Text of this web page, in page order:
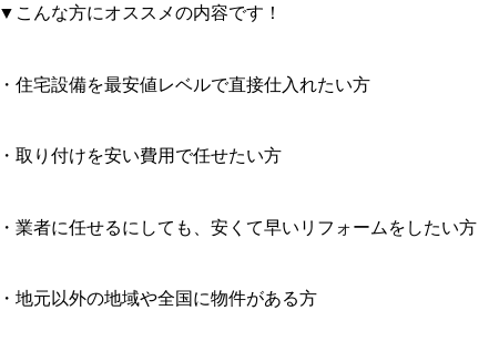
▼こんな方にオススメの内容です！
・住宅設備を最安値レベルで直接仕入れたい方
・取り付けを安い費用で任せたい方
・業者に任せるにしても、安くて早いリフォームをしたい方
・地元以外の地域や全国に物件がある方